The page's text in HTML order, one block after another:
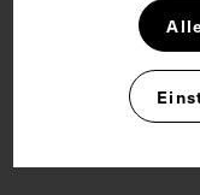
CC BY-NC-SA 4.0